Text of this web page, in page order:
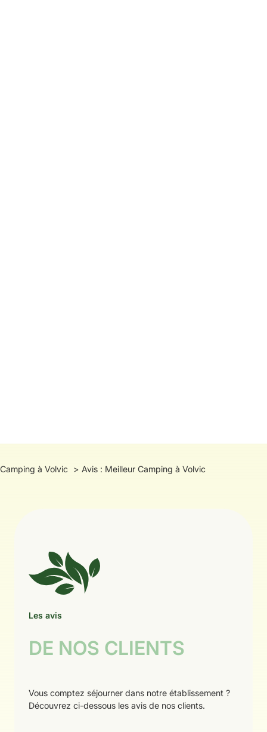
Camping à Volvic Avis : Meilleur Camping à Volvic
Les avis
DE NOS CLIENTS
Vous comptez séjourner dans notre établissement ?
Découvrez ci-dessous les avis de nos clients.